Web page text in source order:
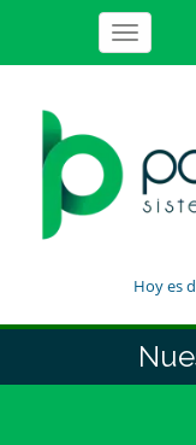
Toggle
Hoy es